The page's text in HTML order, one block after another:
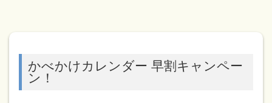
かべかけカレンダー 早割キャンペー
ン！